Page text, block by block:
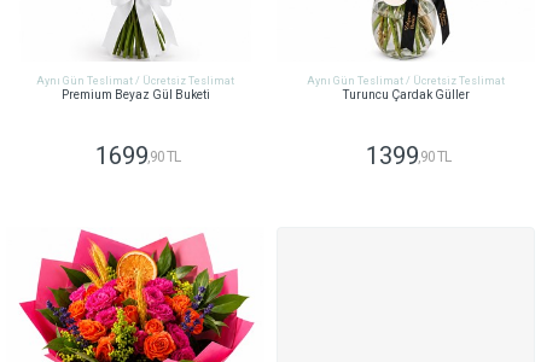
Aynı Gün Teslimat / Ücretsiz Teslimat
Premium Beyaz Gül Buketi
1699,90 TL
Aynı Gün Teslimat / Ücretsiz Teslimat
Turuncu Çardak Güller
1399,90 TL